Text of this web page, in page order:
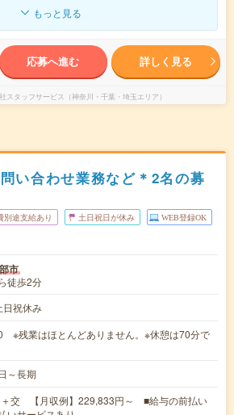
もっと見る
応募へ進む 詳しく見る
スタッフサービス（神奈川・千葉・埼玉エリア）
い合わせ業務など＊2名の募
別途支給あり 土日祝日が休み WEB登録OK
市
徒歩2分
祝休み
※残業はほとんどありません。※休憩は70分で
～長期
交 【月収例】229,833円～ ■給与の前払い